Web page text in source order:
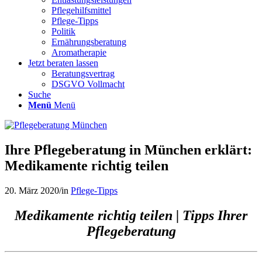
Pflegehilfsmittel
Pflege-Tipps
Politik
Ernährungsberatung
Aromatherapie
Jetzt beraten lassen
Beratungsvertrag
DSGVO Vollmacht
Suche
Menü Menü
Ihre Pflegeberatung in München erklärt:
Medikamente richtig teilen
20. März 2020/in Pflege-Tipps
Medikamente richtig teilen | Tipps Ihrer
Pflegeberatung